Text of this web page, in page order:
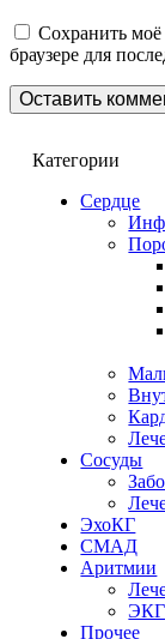
Сохранить моё
браузере для
Категории
Сердце
Сосуды
ЭхоКГ
СМАД
Аритмии
ЭКГ
Прочее